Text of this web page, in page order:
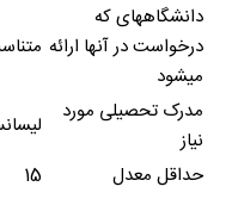
دانشگاههای که
درخواست در آنها ارائه
میشود
مدرک تحصیلی مورد
نیاز
15
حداقل معدل